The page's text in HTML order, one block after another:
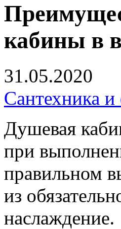
кабины в
31.05.2020
Сантехника и
Душевая
при
правильном
из
наслаждение.